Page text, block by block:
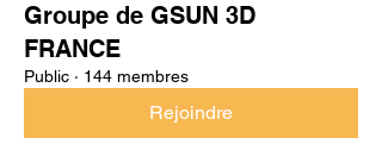
Groupe de GSUN 3D
FRANCE
Public · 144 membres
Rejoindre